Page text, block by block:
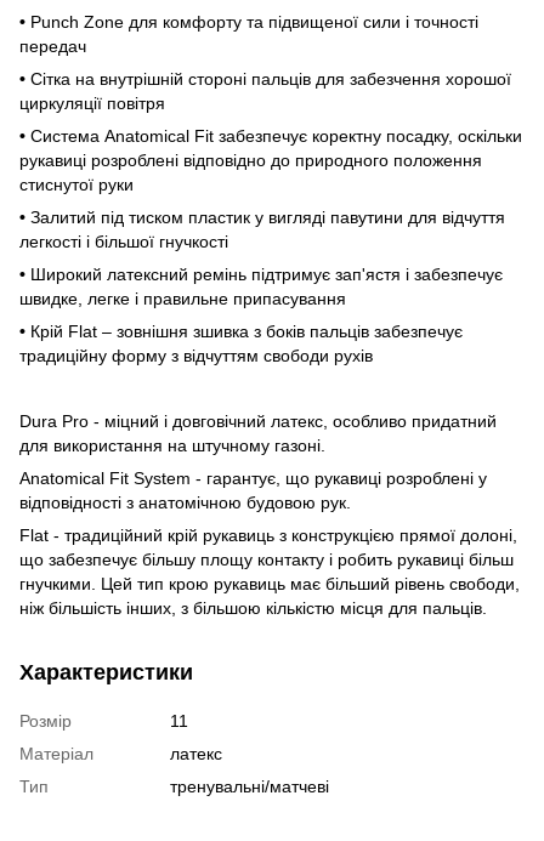
• Punch Zone для комфорту та підвищеної сили і точності
передач
• Сітка на внутрішній стороні пальців для забезчення хорошої
циркуляції повітря
• Система Anatomical Fit забезпечує коректну посадку, оскільки
рукавиці розроблені відповідно до природного положення
стиснутої руки
• Залитий під тиском пластик у вигляді павутини для відчуття
легкості і більшої гнучкості
• Широкий латексний ремінь підтримує зап'ястя і забезпечує
швидке, легке і правильне припасування
• Крій Flat – зовнішня зшивка з боків пальців забезпечує
традиційну форму з відчуттям свободи рухів
Dura Pro - міцний і довговічний латекс, особливо придатний
для використання на штучному газоні.
Anatomical Fit System - гарантує, що рукавиці розроблені у
відповідності з анатомічною будовою рук.
Flat - традиційний крій рукавиць з конструкцією прямої долоні,
що забезпечує більшу площу контакту і робить рукавиці більш
гнучкими. Цей тип крою рукавиць має більший рівень свободи,
ніж більшість інших, з більшою кількістю місця для пальців.
Характеристики
Розмір
11
Матеріал
латекс
Тип
тренувальні/матчеві